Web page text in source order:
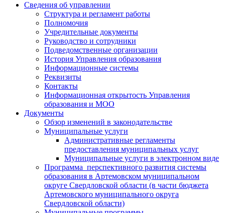
Сведения об управлении
Структура и регламент работы
Полномочия
Учредительные документы
Руководство и сотрудники
Подведомственные организации
История Управления образования
Информационные системы
Реквизиты
Контакты
Информационная открытость Управления
образования и МОО
Документы
Обзор изменений в законодательстве
Муниципальные услуги
Административные регламенты
предоставления муниципальных услуг
Муниципальные услуги в электронном виде
Программа перспективного развития системы
образования в Артемовском муниципальном
округе Свердловской области (в части бюджета
Артемовского муниципального округа
Свердловской области)